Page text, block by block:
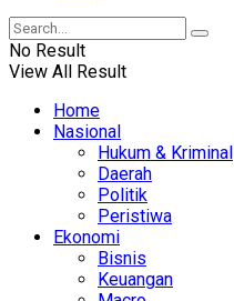
No Result
View All Result
Home
Nasional
Hukum & Kriminal
Daerah
Politik
Peristiwa
Ekonomi
Bisnis
Keuangan